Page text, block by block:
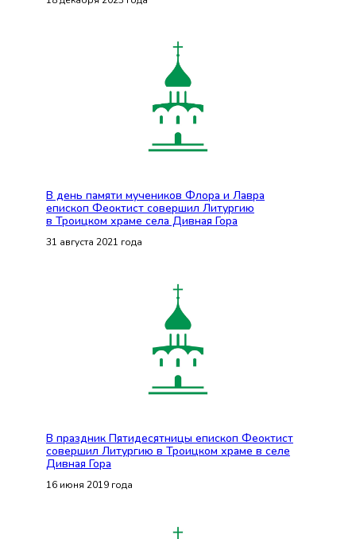
В день памяти мучеников Флора и Лавра
епископ Феоктист совершил Литургию
в Троицком храме села Дивная Гора
31 августа 2021 года
В праздник Пятидесятницы епископ Феоктист
совершил Литургию в Троицком храме в селе
Дивная Гора
16 июня 2019 года